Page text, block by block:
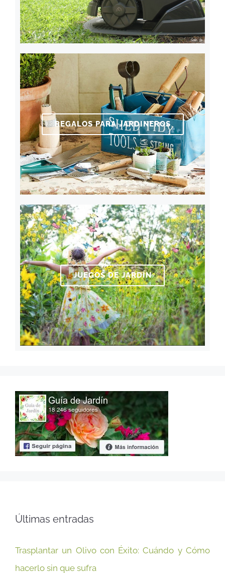
REGALOS PARA JARDINEROS
JUEGOS DE JARDÍN
Últimas entradas
Trasplantar un Olivo con Éxito: Cuándo y Cómo
hacerlo sin que sufra